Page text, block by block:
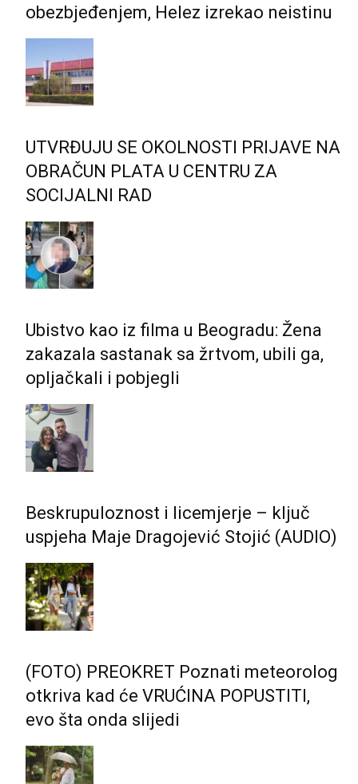
obezbjeđenjem, Helez izrekao neistinu
UTVRĐUJU SE OKOLNOSTI PRIJAVE NA
OBRAČUN PLATA U CENTRU ZA
SOCIJALNI RAD
Ubistvo kao iz filma u Beogradu: Žena
zakazala sastanak sa žrtvom, ubili ga,
opljačkali i pobjegli
Beskrupuloznost i licemjerje – ključ
uspjeha Maje Dragojević Stojić (AUDIO)
(FOTO) PREOKRET Poznati meteorolog
otkriva kad će VRUĆINA POPUSTITI,
evo šta onda slijedi